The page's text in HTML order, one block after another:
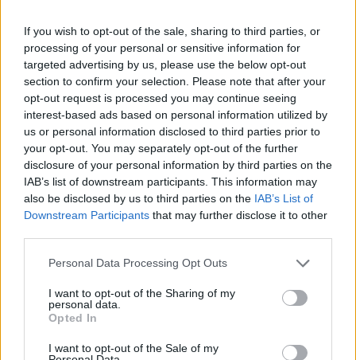
If you wish to opt-out of the sale, sharing to third parties, or
processing of your personal or sensitive information for
targeted advertising by us, please use the below opt-out
section to confirm your selection. Please note that after your
opt-out request is processed you may continue seeing
interest-based ads based on personal information utilized by
us or personal information disclosed to third parties prior to
your opt-out. You may separately opt-out of the further
disclosure of your personal information by third parties on the
IAB’s list of downstream participants. This information may
also be disclosed by us to third parties on the IAB’s List of
Downstream Participants that may further disclose it to other
Please note that this website/app uses one or more Google
not limited to your visit or usage behaviour. You may click to
grant or deny consent to Google and its third-party tags to
use your data for below specified purposes in below Google
consent section.
Personal Data Processing Opt Outs
I want to opt-out of the Sharing of my
personal data.
Opted In
I want to opt-out of the Sale of my
úgy érzi, szívesen kipróbálná magát mikrofon mögött
valamelyik játék közvetítésében, az Discordon vagy a
contact@wortexgg.hu címen jelentkezhet. Ez szintén jól
mutatja, hogy itt nem felülről összerakott, steril
rendezvényről van szó, hanem olyan eseményről, amely
tényleg a közösségből próbál építkezni. És ha minden
összeáll, akkor augusztus végén a WORTEX tényleg az
lehet, aminek idén már nyíltan hirdeti magát: a hazai
Blizzard-közösség ünnepe.
hangulata – Jön a második forduló! (X)
sorozat.